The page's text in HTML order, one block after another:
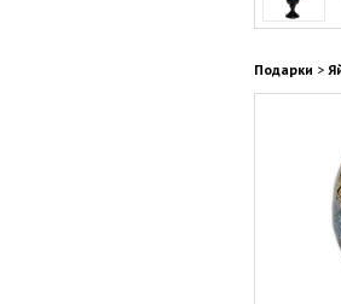
Подарки >